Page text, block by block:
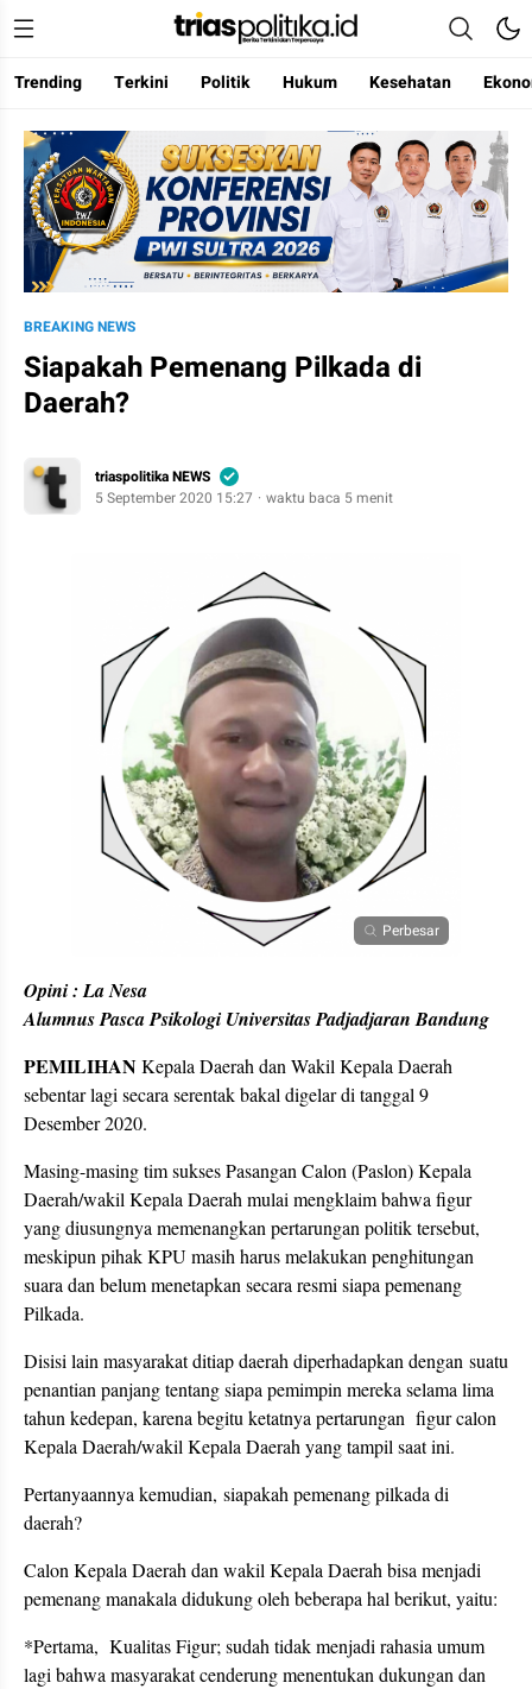
Berita Terkini & Terpercaya
Trending Terkini Politik Hukum Kesehatan
BREAKING NEWS
Siapakah Pemenang Pilkada di
Daerah?
triaspolitika NEWS
5 September 2020 15:27
waktu baca 5 menit
Perbesar
Opini : La Nesa
Alumnus Pasca Psikologi Universitas Padjadjaran Bandung
PEMILIHANKepala Daerah dan Wakil Kepala Daerah
sebentar lagi secara serentak bakal digelar di tanggal 9
Desember 2020.
Masing-masing tim sukses Pasangan Calon (Paslon) Kepala
Daerah/wakil Kepala Daerah mulai mengklaim bahwa figur
yang diusungnya memenangkan pertarungan politik tersebut,
meskipun pihak KPU masih harus melakukan penghitungan
suara dan belum menetapkan secara resmi siapa pemenang
Pilkada.
Disisi lain masyarakat ditiap daerah diperhadapkan dengan suatu
penantian panjang tentang siapa pemimpin mereka selama lima
tahun kedepan, karena begitu ketatnya pertarungan figur calon
Kepala Daerah/wakil Kepala Daerah yang tampil saat ini.
Pertanyaannya kemudian, siapakah pemenang pilkada di
daerah?
Calon Kepala Daerah dan wakil Kepala Daerah bisa menjadi
pemenang manakala didukung oleh beberapa hal berikut, yaitu:
*Pertama, Kualitas Figur; sudah tidak menjadi rahasia umum
lagi bahwa masyarakat cenderung menentukan dukungan dan